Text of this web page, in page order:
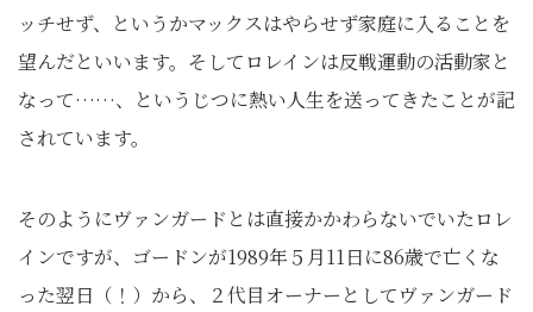
ッチせず、というかマックスはやらせず家庭に入ることを
望んだといいます。そしてロレインは反戦運動の活動家と
なって……、というじつに熱い人生を送ってきたことが記
されています。
そのようにヴァンガードとは直接かかわらないでいたロレ
インですが、ゴードンが1989年５月11日に86歳で亡くな
った翌日（！）から、２代目オーナーとしてヴァンガード